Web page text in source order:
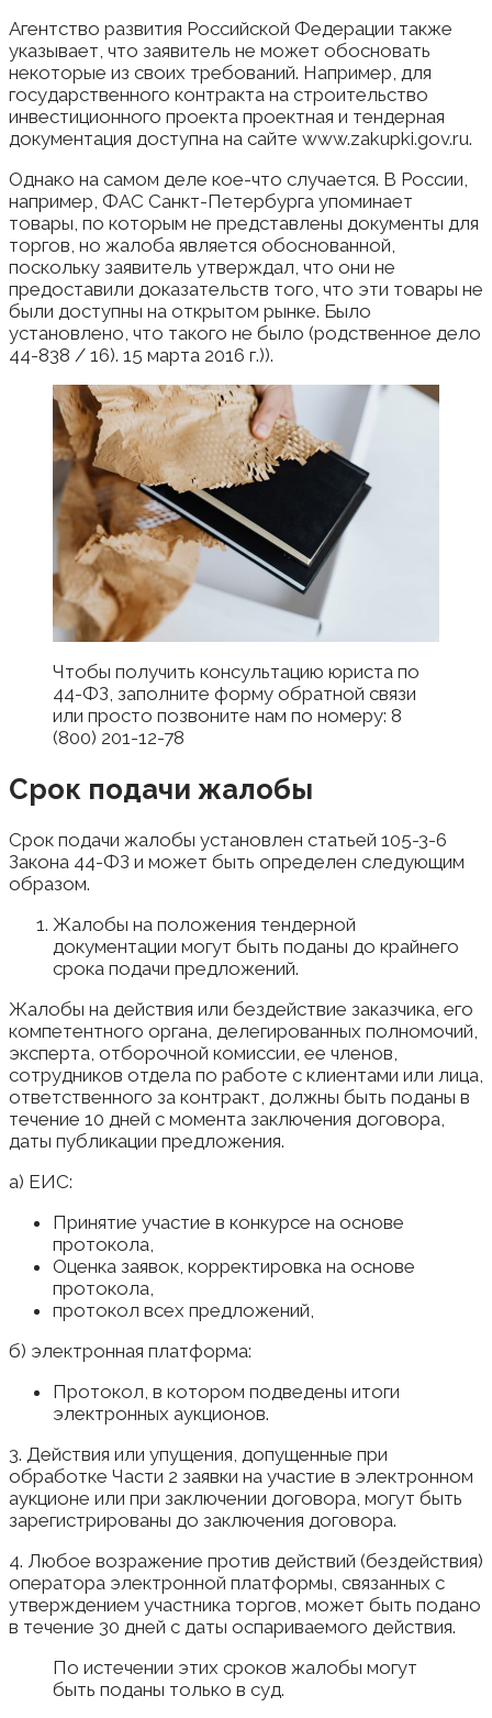
Агентство развития Российской Федерации также
указывает, что заявитель не может обосновать
некоторые из своих требований. Например, для
государственного контракта на строительство
инвестиционного проекта проектная и тендерная
документация доступна на сайте www.zakupki.gov.ru.
Однако на самом деле кое-что случается. В России,
например, ФАС Санкт-Петербурга упоминает
товары, по которым не представлены документы для
торгов, но жалоба является обоснованной,
поскольку заявитель утверждал, что они не
предоставили доказательств того, что эти товары не
были доступны на открытом рынке. Было
установлено, что такого не было (родственное дело
44-838 / 16). 15 марта 2016 г.)).
Чтобы получить консультацию юриста по
44-ФЗ, заполните форму обратной связи
или просто позвоните нам по номеру: 8
(800) 201-12-78
Срок подачи жалобы
Срок подачи жалобы установлен статьей 105-3-6
Закона 44-ФЗ и может быть определен следующим
образом.
Жалобы на положения тендерной
документации могут быть поданы до крайнего
срока подачи предложений.
Жалобы на действия или бездействие заказчика, его
компетентного органа, делегированных полномочий,
эксперта, отборочной комиссии, ее членов,
сотрудников отдела по работе с клиентами или лица,
ответственного за контракт, должны быть поданы в
течение 10 дней с момента заключения договора,
даты публикации предложения.
а) ЕИС:
Принятие участие в конкурсе на основе
протокола,
Оценка заявок, корректировка на основе
протокола,
протокол всех предложений,
б) электронная платформа:
Протокол, в котором подведены итоги
электронных аукционов.
3. Действия или упущения, допущенные при
обработке Части 2 заявки на участие в электронном
аукционе или при заключении договора, могут быть
зарегистрированы до заключения договора.
4. Любое возражение против действий (бездействия)
оператора электронной платформы, связанных с
утверждением участника торгов, может быть подано
в течение 30 дней с даты оспариваемого действия.
По истечении этих сроков жалобы могут
быть поданы только в суд.